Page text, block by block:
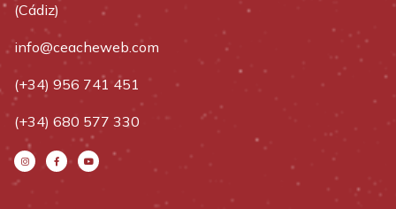
(Cádiz)
info@ceacheweb.com
(+34) 956 741 451
(+34) 680 577 330